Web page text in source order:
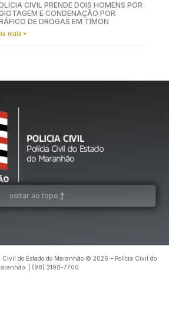
CIVIL PRENDE DOIS HOMENS POR
E CONDENAÇÃO POR
DE DROGAS EM TIMON
mais »
voltar ao topo
Civil do Estado do Maranhão © 2026 – Polícia Civil do
| (98) 3198-7700